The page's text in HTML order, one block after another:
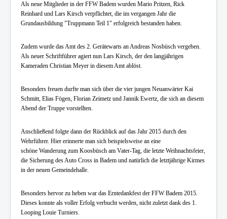
Als neue Mitglieder in der FFW Badem wurden Mario Pritzen, Rick
Reinhard und Lars Kirsch verpflichtet, die im vergangen Jahr die
Grundausbildung "Truppmann Teil 1" erfolgreich bestanden haben.
Zudem wurde das Amt des 2. Gerätewarts an Andreas Nosbüsch vergeben.
Als neuer Schriftführer agiert nun Lars Kirsch, der den langjährigen
Kameraden Christian Meyer in diesem Amt ablöst.
Besonders freuen durfte man sich über die vier jungen Neuanwärter Kai
Schmitt, Elias Fögen, Florian Zeimetz und Jannik Ewertz, die sich an diesem
Abend der Truppe vorstellten.
Anschließend folgte dann der Rückblick auf das Jahr 2015 durch den
Wehrführer. Hier erinnerte man sich beispielsweise an eine
schöne Wanderung zum Koosbüsch am Vater-Tag, die letzte Weihnachtsfeier,
die Sicherung des Auto Cross in Badem und natürlich die letztjährige Kirmes
in der neuen Gemeindehalle.
Besonders hervor zu heben war das Erntedankfest der FFW Badem 2015.
Dieses konnte als voller Erfolg verbucht werden, nicht zuletzt dank des 1.
Looping Louie Turniers.